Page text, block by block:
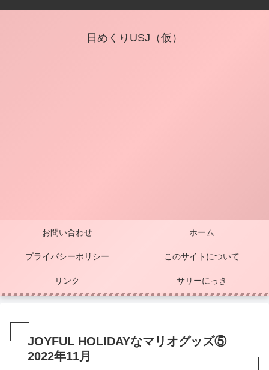
日めくりUSJ（仮）
お問い合わせ ホーム
プライバシーポリシー このサイトについて
リンク サリーにっき
JOYFUL HOLIDAYなマリオグッズ⑤
2022年11月